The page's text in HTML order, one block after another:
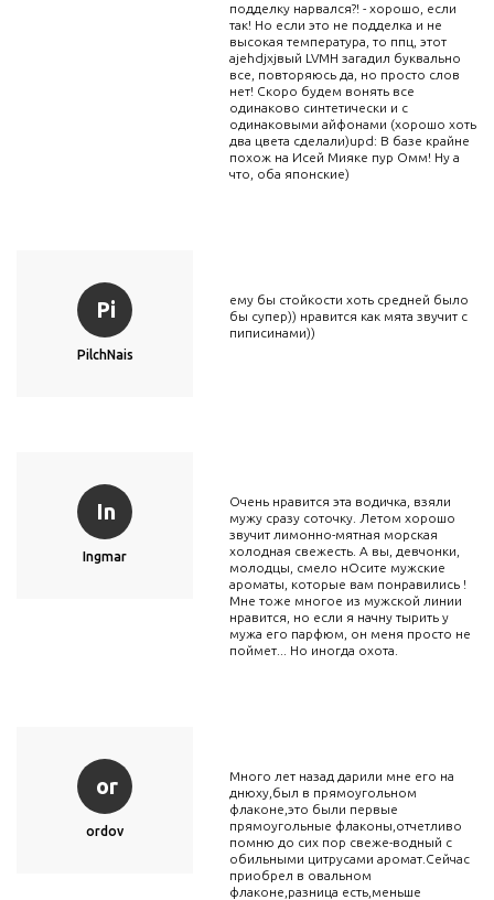
подделку нарвался?! - хорошо, если
так! Но если это не подделка и не
высокая температура, то ппц, этот
ajehdjxjвый LVMH загадил буквально
все, повторяюсь да, но просто слов
нет! Скоро будем вонять все
одинаково синтетически и с
одинаковыми айфонами (хорошо хоть
два цвета сделали)upd: В базе крайне
похож на Исей Мияке пур Омм! Ну а
что, оба японские)
Pi
PilchNais
ему бы стойкости хоть средней было
бы супер)) нравится как мята звучит с
пиписинами))
In
Ingmar
Очень нравится эта водичка, взяли
мужу сразу соточку. Летом хорошо
звучит лимонно-мятная морская
холодная свежесть. А вы, девчонки,
молодцы, смело нОсите мужские
ароматы, которые вам понравились !
Мне тоже многое из мужской линии
нравится, но если я начну тырить у
мужа его парфюм, он меня просто не
поймет... Но иногда охота.
or
ordov
Много лет назад дарили мне его на
днюху,был в прямоугольном
флаконе,это были первые
прямоугольные флаконы,отчетливо
помню до сих пор свеже-водный с
обильными цитрусами аромат.Сейчас
приобрел в овальном
флаконе,разница есть,меньше